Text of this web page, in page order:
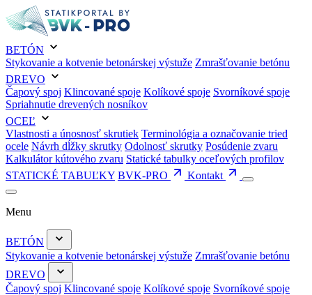
BETÓN
Stykovanie a kotvenie betonárskej výstuže Zmrašťovanie betónu
DREVO
Čapový spoj Klincované spoje Kolíkové spoje Svorníkové spoje
Spriahnutie drevených nosníkov
OCEĽ
Vlastnosti a únosnosť skrutiek Terminológia a označovanie tried
ocele Návrh dĺžky skrutky Odolnosť skrutky Posúdenie zvaru
Kalkulátor kútového zvaru Statické tabulky oceľových profilov
STATICKÉ TABUĽKY BVK-PRO Kontakt
Menu
BETÓN
Stykovanie a kotvenie betonárskej výstuže Zmrašťovanie betónu
DREVO
Čapový spoj Klincované spoje Kolíkové spoje Svorníkové spoje